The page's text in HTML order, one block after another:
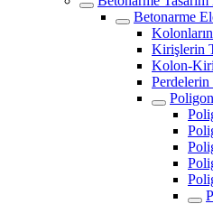
Betonarme
Kolonların
Kirişlerin
Kolon-
Perdelerin